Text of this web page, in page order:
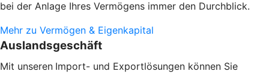
bei der Anlage Ihres Vermögens immer den Durchblick.
Mehr zu Vermögen & Eigenkapital
Auslandsgeschäft
Mit unseren Import- und Exportlösungen können Sie